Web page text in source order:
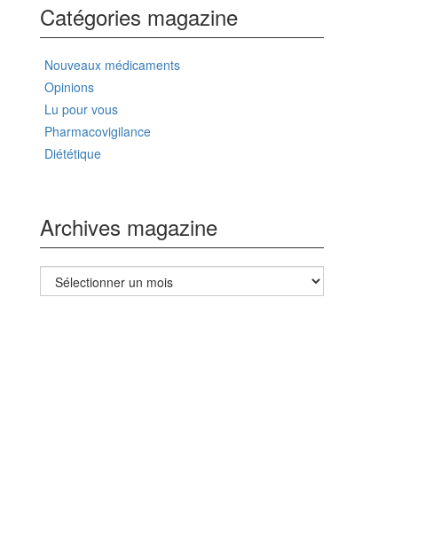
Catégories magazine
Nouveaux médicaments
Opinions
Lu pour vous
Pharmacovigilance
Diététique
Archives magazine
Archives
magazine